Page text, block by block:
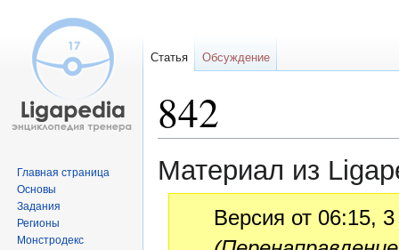
842
Материал из
Версия от 06:15,
Статья Обсуждение
Главная страница
Основы
Задания
Регионы
Монстродекс